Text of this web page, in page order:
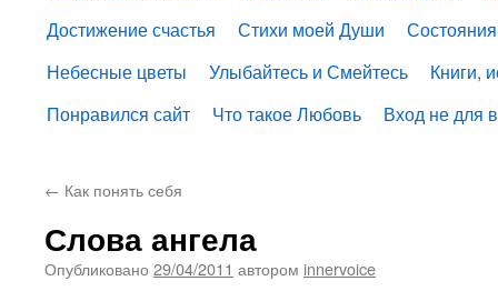
Достижение счастья
Стихи моей Души
Небесные цветы
Улыбайтесь и Смейтесь
Книги,
Понравился сайт
Что такое Любовь Вход не для
← Как понять себя
Слова ангела
Опубликовано 29/04/2011 автором innervoice